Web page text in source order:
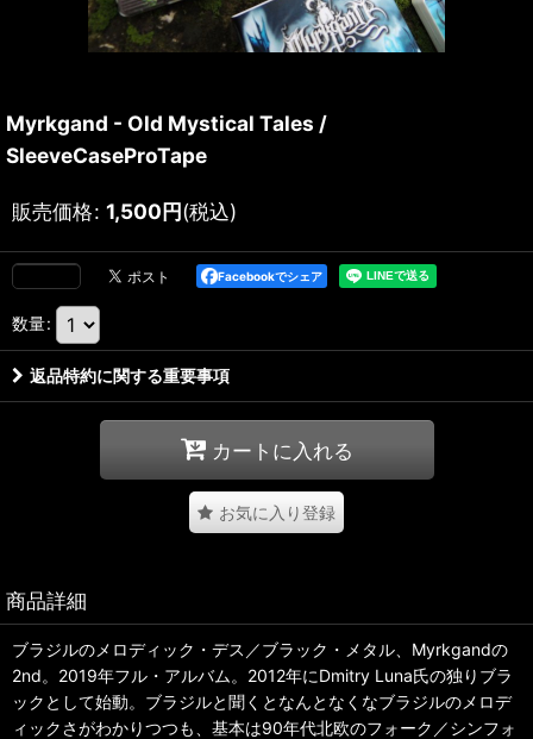
Myrkgand - Old Mystical Tales /
SleeveCaseProTape
販売価格: 1,500円(税込)
Facebookでシェア
数量:
返品特約に関する重要事項
カートに入れる
お気に入り登録
商品詳細
ブラジルのメロディック・デス／ブラック・メタル、Myrkgandの
2nd。2019年フル・アルバム。2012年にDmitry Luna氏の独りブラ
ックとして始動。ブラジルと聞くとなんとなくなブラジルのメロデ
ィックさがわかりつつも、基本は90年代北欧のフォーク／シンフォ